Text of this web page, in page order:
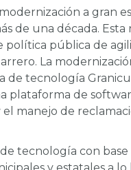
a gran
de una década.
pública de
La
de tecnología
plataforma de
manejo de
tecnología con